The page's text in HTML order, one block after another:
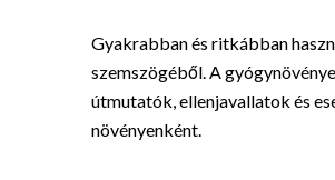
Gyakrabban és ritkábban
szemszögéből. A
útmutatók, ellenjavallatok és
növényenként.